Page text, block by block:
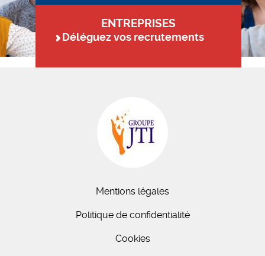
ENTREPRISES
Déléguez vos recrutements
Mentions légales
Politique de confidentialité
Cookies